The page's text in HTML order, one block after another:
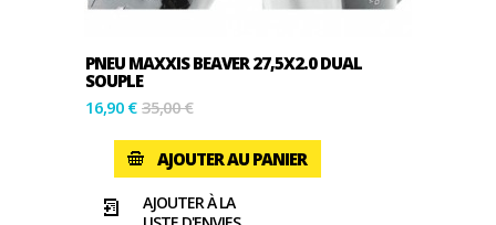
PNEU MAXXIS BEAVER 27,5X2.0 DUAL
SOUPLE
16,90 € 35,00 €
AJOUTER AU PANIER
AJOUTER À LA